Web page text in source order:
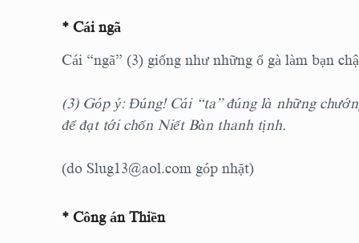
* Cái ngã
Cái “ngã” (3) giống như những ổ gà làm bạn
(3) Góp ý: Đúng! Cái “ta” đúng là những
để đạt tới chốn Niết Bàn thanh tịnh.
(do Slug13@aol.com góp nhặt)
* Công án Thiền